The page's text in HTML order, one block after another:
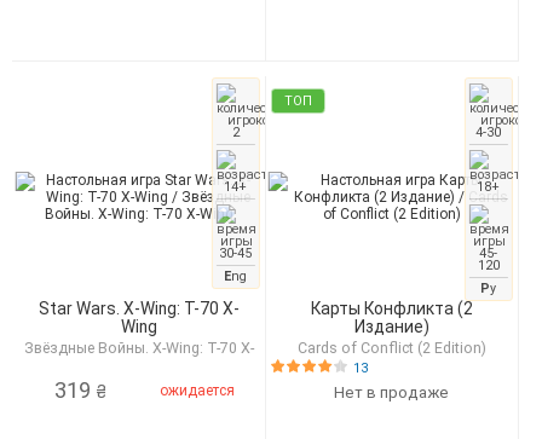
Star Wars. X-Wing: T-70 X-
Wing
Звёздные Войны. X-Wing: T-70 X-
2
14+
30-45
Eng
319 ₴ ожидается
Карты Конфликта (2
Издание)
Cards of Сonflict (2 Edition)
4-30
18+
45-
120
Ру
ТОП
13
Нет в продаже